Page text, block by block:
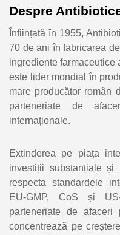
Despre
Înființată în 1955,
70 de ani în fabricarea
ingrediente farmaceutice
este lider mondial în
mare producător român
parteneriate de
internaționale.
Extinderea pe piața
investiții substanțiale și
respecta standardele
EU-GMP, CoS și
parteneriate de
concentrează pe